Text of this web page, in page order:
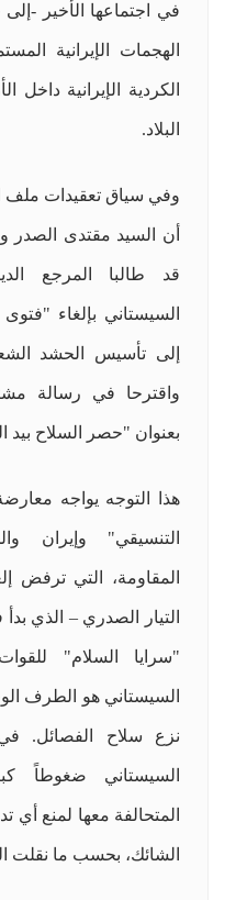
في اجتماعها الأخير -
الهجمات الإيرانية
الكردية الإيرانية
البلاد.
وفي سياق تعقيدات ملف
أن السيد مقتدى الصدر
قد طالبا المرجع
السيستاني بإلغاء
واقترحا في رسالة
بعنوان "حصر السلاح بيد
هذا التوجه يواجه
التنسيقي" وإيران
المقاومة، التي ترفض
التيار الصدري – الذي
"سرايا السلام"
السيستاني هو الطرف
نزع سلاح الفصائل. في
السيستاني ضغوطاً
المتحالفة معها لمنع
الشائك، بحسب ما نقلت